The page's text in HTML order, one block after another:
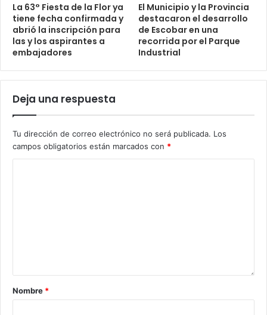
La 63° Fiesta de la Flor ya
tiene fecha confirmada y
abrió la inscripción para
las y los aspirantes a
embajadores
El Municipio y la Provincia
destacaron el desarrollo
de Escobar en una
recorrida por el Parque
Industrial
Deja una respuesta
Tu dirección de correo electrónico no será publicada. Los
campos obligatorios están marcados con *
Nombre *